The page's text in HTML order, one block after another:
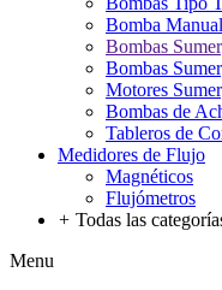
Bomba
Bombas
Bombas
Motores
Bombas de
Tableros de
Medidores de Flujo
Magnéticos
Flujómetros
+ Todas las
Menu